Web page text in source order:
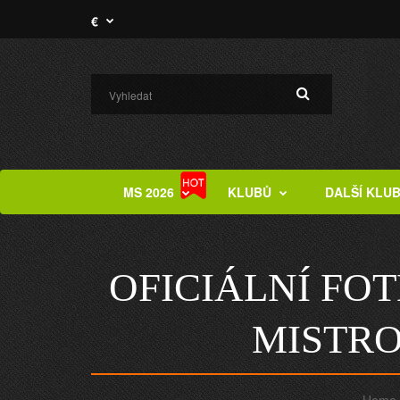
€
MS 2026 KLUBŮ DALŠÍ
OFICIÁLNÍ